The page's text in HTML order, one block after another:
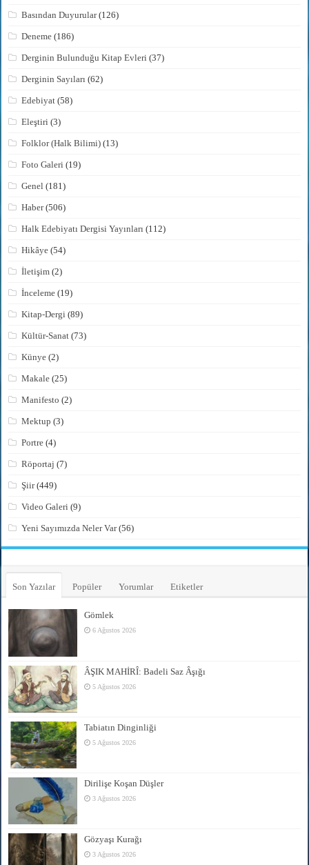
Basından Duyurular(126)
Deneme (186)
Derginin Bulunduğu Kitap Evleri (37)
Derginin Sayıları (62)
Edebiyat (58)
Eleştiri (3)
Folklor (Halk Bilimi) (13)
Foto Galeri (19)
Genel (181)
Haber(506)
Halk Edebiyatı Dergisi Yayınları (112)
Hikâye (54)
İletişim (2)
İnceleme (19)
Kitap-Dergi (89)
Kültür-Sanat (73)
Künye (2)
Makale (25)
Manifesto (2)
Mektup (3)
Portre (4)
Röportaj (7)
Şiir(449)
Video Galeri (9)
Yeni Sayımızda Neler Var(56)
Son Yazılar Popüler Yorumlar Etiketler
Gömlek
6 Ağustos 2026
ÂŞIK MAHİRÎ: Badeli Saz Âşığı
5 Ağustos 2026
Tabiatın Dinginliği
5 Ağustos 2026
Dirilişe Koşan Düşler
3 Ağustos 2026
Gözyaşı Kurağı
3 Ağustos 2026